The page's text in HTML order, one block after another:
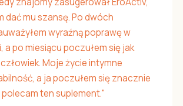
dać mu szansę. Po dwóch
wyraźną poprawę w
a po miesiącu poczułem się jak
Moje życie intymne
a ja poczułem się znacznie
ten suplement."